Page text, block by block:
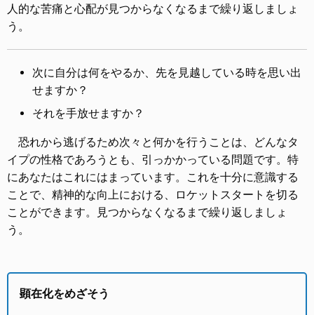
人的な苦痛と心配が見つからなくなるまで繰り返しましょ
う。
次に自分は何をやるか、先を見越している時を思い出
せますか？
それを手放せますか？
恐れから逃げるため次々と何かを行うことは、どんなタ
イプの性格であろうとも、引っかかっている問題です。特
にあなたはこれにはまっています。これを十分に意識する
ことで、精神的な向上における、ロケットスタートを切る
ことができます。見つからなくなるまで繰り返しましょ
う。
顕在化をめざそう